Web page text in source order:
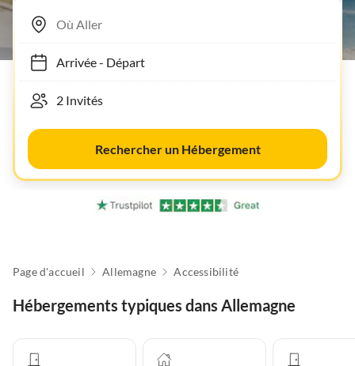
Arrivée- Départ
Rechercher un Hébergement
Page d'accueil Allemagne Accessibilité
Hébergements typiques dans Allemagne